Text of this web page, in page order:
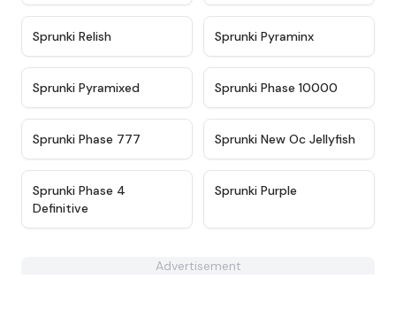
Sprunki Relish Sprunki Pyraminx
Sprunki Pyramixed ★
Sprunki Phase 10000
Sprunki Phase 777 ★ 4.8
Sprunki New Oc Jellyfish
Sprunki Phase 4
Definitive
Sprunki Purple
Advertisement